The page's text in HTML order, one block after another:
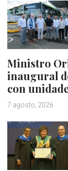
Ministro
inaugural
con
7 agosto, 2026